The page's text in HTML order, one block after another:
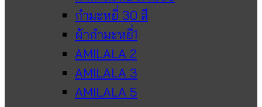
กำมะหยี่ 30 สี
ผ้ากำมะหยี่1
AMILALA 2
AMILALA 3
AMILALA 5